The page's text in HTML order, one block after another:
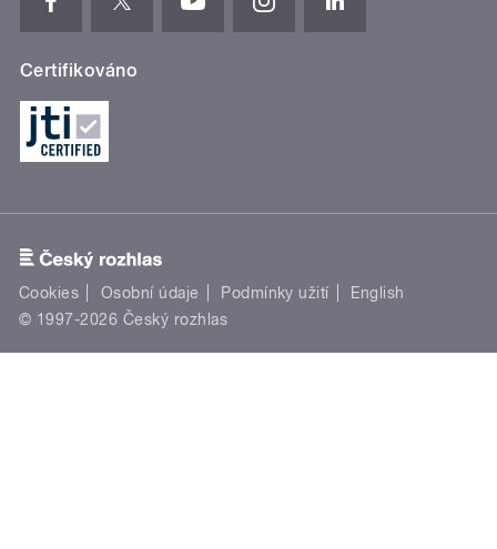
Certifikováno
Cookies Osobní údaje Podmínky užití
English
© 1997-2026 Český rozhlas